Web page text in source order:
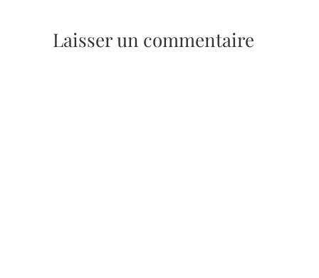
Laisser un commentaire